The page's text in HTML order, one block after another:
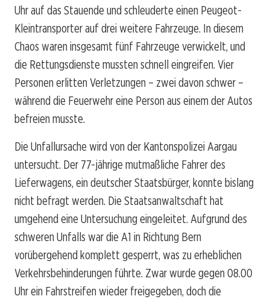
Uhr auf das Stauende und schleuderte einen Peugeot-
Kleintransporter auf drei weitere Fahrzeuge. In diesem
Chaos waren insgesamt fünf Fahrzeuge verwickelt, und
die Rettungsdienste mussten schnell eingreifen. Vier
Personen erlitten Verletzungen – zwei davon schwer –
während die Feuerwehr eine Person aus einem der Autos
befreien musste.
Die Unfallursache wird von der Kantonspolizei Aargau
untersucht. Der 77-jährige mutmaßliche Fahrer des
Lieferwagens, ein deutscher Staatsbürger, konnte bislang
nicht befragt werden. Die Staatsanwaltschaft hat
umgehend eine Untersuchung eingeleitet. Aufgrund des
schweren Unfalls war die A1 in Richtung Bern
vorübergehend komplett gesperrt, was zu erheblichen
Verkehrsbehinderungen führte. Zwar wurde gegen 08.00
Uhr ein Fahrstreifen wieder freigegeben, doch die